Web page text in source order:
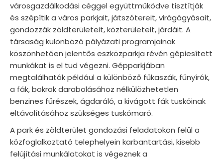
városgazdálkodási céggel együttműködve tisztítják
és szépítik a város parkjait, játszótereit, virágágyásait,
gondozzák zöldterületeit, közterületeit, járdáit. A
társaság különböző pályázati programjainak
köszönhetően jelentős eszközparkja révén gépiesített
munkákat is el tud végezni. Gépparkjában
megtalálhatók például a különböző fűkaszák, fűnyírók,
a fák, bokrok darabolásához nélkülözhetetlen
benzines fűrészek, ágdaráló, a kivágott fák tuskóinak
eltávolításához szükséges tuskómaró.
A park és zöldterület gondozási feladatokon felül a
közfoglalkoztató telephelyein karbantartási, kisebb
felújítási munkálatokat is végeznek a